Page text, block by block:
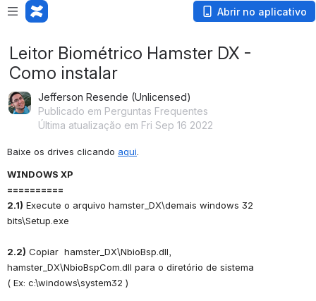
Abrir no aplicativo
Leitor Biométrico Hamster DX -
Como instalar
Jefferson Resende (Unlicensed)
Publicado em Perguntas Frequentes
Última atualização em Fri Sep 16 2022
Baixe os drives clicando aqui
WINDOWS XP
==========
2.1) Execute o arquivo hamster_DX\demais windows 32
bits\Setup.exe
2.2) Copiar  hamster_DX\NbioBsp.dll,
hamster_DX\NbioBspCom.dll para o diretório de sistema
( Ex: c:\windows\system32 )